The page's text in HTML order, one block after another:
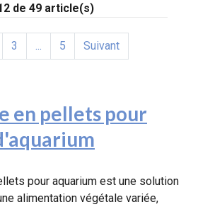
de 49 article(s)
3 5 Suivant
en pellets pour
pour aquarium est une solution
alimentation végétale variée,